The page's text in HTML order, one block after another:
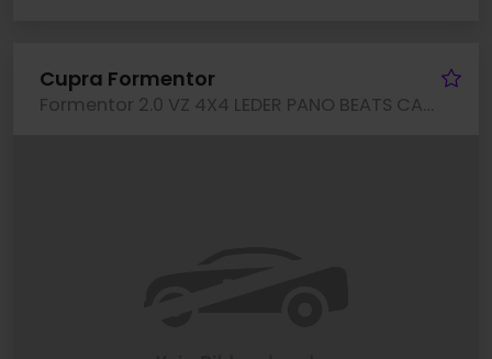
Cupra Formentor
Formentor 2.0 VZ 4X4 LEDER PANO BEATS CAM LM19